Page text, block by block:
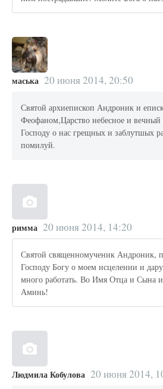
маська 20 июня 2014, 20:50
Святой архиепископ Андроник и
Феофаном,Царство небесное и
Господу о нас грещных и заблутшых
помилуй.
римма 20 июня 2014, 14:20
Святой священномученик Андроник,
Господу Богу о моем исцелении и
много работать. Во Имя Отца и Сына
Аминь!
Людмила Кобулова 20 июня 2014,